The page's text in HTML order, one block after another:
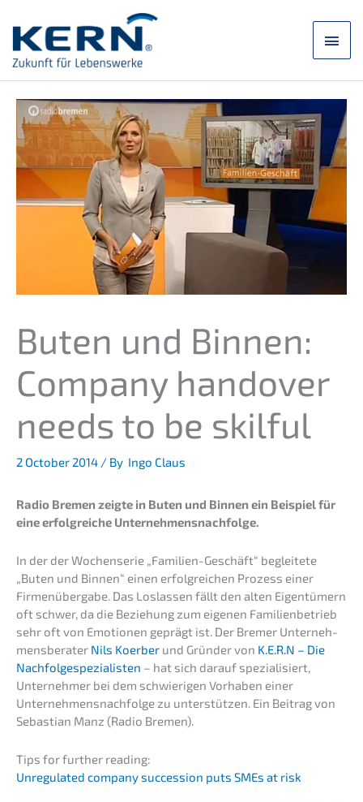
content
main
Buten und Binnen:
Compa­ny hando­ver
needs to be skilful
2 October 2014 / By Ingo Claus
Radio Bremen zeigte in Buten und Binnen ein Beispiel für
eine erfolg­rei­che Unternehmensnachfolge.
In der der Wochen­se­rie „Famili­en-Geschäft“ beglei­te­te
„Buten und Binnen“ einen erfolg­rei­chen Prozess einer
Firmen­über­ga­be. Das Loslas­sen fällt den alten Eigen­tü­mern
oft schwer, da die Bezie­hung zum eigenen Famili­en­be­trieb
sehr oft von Emotio­nen geprägt ist. Der Bremer Unter­neh­
mens­be­ra­ter Nils Koerber und Gründer von K.E.R.N – Die
Nachfolge­spezialisten – hat sich darauf spezia­li­siert,
Unter­neh­mer bei dem schwie­ri­gen Vorha­ben einer
Unternehmens­nachfolge zu unter­stüt­zen. Ein Beitrag von
Sebas­ti­an Manz (Radio Bremen).
Tips for further reading:
Unregu­la­ted compa­ny succes­si­on puts SMEs at risk